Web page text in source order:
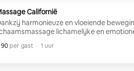
Californië
harmonieuze en vloeiende
lichamelijke en
indicaties: Zwangerschap - 3
per gast
90 per gast · 1 uur